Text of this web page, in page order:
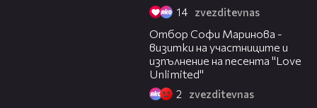
14 zvezditevnas
Отбор Софи Маринова -
визитки на участниците и
изпълнение на песента "Love
Unlimited"
2 zvezditevnas